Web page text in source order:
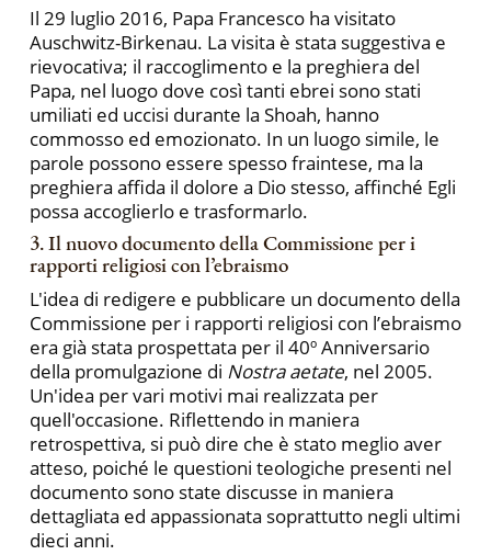
Il 29 luglio 2016, Papa Francesco ha visitato
Auschwitz-Birkenau. La visita è stata suggestiva e
rievocativa; il raccoglimento e la preghiera del
Papa, nel luogo dove così tanti ebrei sono stati
umiliati ed uccisi durante la Shoah, hanno
commosso ed emozionato. In un luogo simile, le
parole possono essere spesso fraintese, ma la
preghiera affida il dolore a Dio stesso, affinché Egli
possa accoglierlo e trasformarlo.
3. Il nuovo documento della Commissione per i
rapporti religiosi con l’ebraismo
L'idea di redigere e pubblicare un documento della
Commissione per i rapporti religiosi con l’ebraismo
era già stata prospettata per il 40º Anniversario
della promulgazione di Nostra aetate, nel 2005.
Un'idea per vari motivi mai realizzata per
quell'occasione. Riflettendo in maniera
retrospettiva, si può dire che è stato meglio aver
atteso, poiché le questioni teologiche presenti nel
documento sono state discusse in maniera
dettagliata ed appassionata soprattutto negli ultimi
dieci anni.